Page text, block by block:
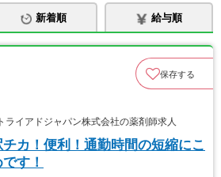
新着順 給与順
保存する
イアドジャパン株式会社の薬剤師求人
カ！便利！通勤時間の短縮にこ
す！